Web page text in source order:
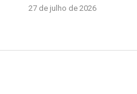
27 de julho de 2026